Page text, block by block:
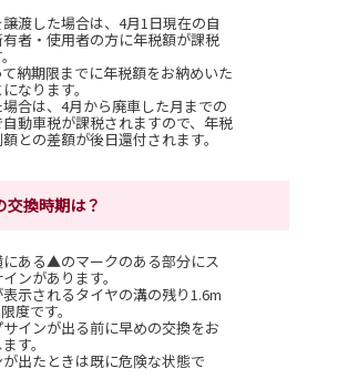
渡した場合は、4月1日現在の自
者・使用者の方に年税額が課税
て納期限までに年税額をお納めいた
なります。
合は、4月から廃車した月までの
動車税が課税されますので、年税
との差額が後日還付されます。
交換時期は？
にある▲のマークのある部分にス
ンがあります。
示されるタイヤの溝の残り1.6m
度です。
サインが出る前に早めの交換をお
す。
が出たときは既に危険な状態で